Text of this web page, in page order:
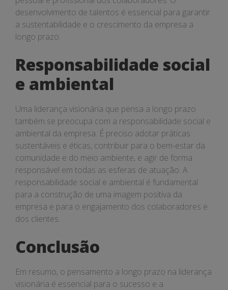
desenvolvimento de talentos é essencial para garantir
a sustentabilidade e o crescimento da empresa a
longo prazo.
Responsabilidade social
e ambiental
Uma liderança visionária que pensa a longo prazo
também se preocupa com a responsabilidade social e
ambiental da empresa. É preciso adotar práticas
sustentáveis e éticas, contribuir para o bem-estar da
comunidade e do meio ambiente, e agir de forma
responsável em todas as esferas de atuação. A
responsabilidade social e ambiental é fundamental
para a construção de uma imagem positiva da
empresa e para o engajamento dos colaboradores e
dos clientes.
Conclusão
Em resumo, o pensamento a longo prazo na liderança
visionária é essencial para o sucesso e a